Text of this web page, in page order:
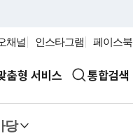
채널 인스타그램 페이스북
춤형 서비스 통합검색
당